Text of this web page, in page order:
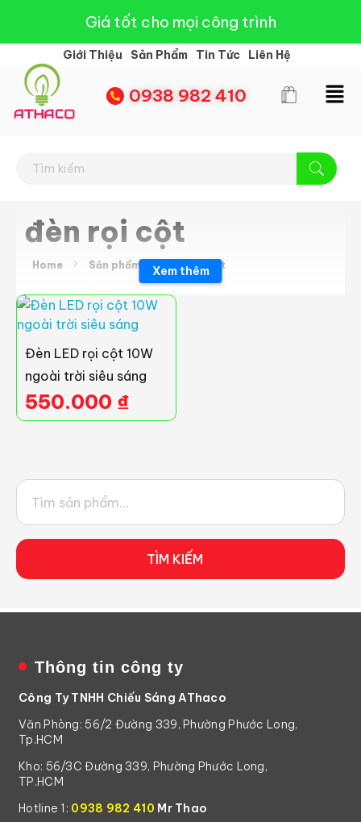
Giá tốt cho mọi công trình
Giới Thiệu Sản Phẩm Tin Tức Liên Hệ
0938 982 410
đèn rọi cột
Home Sản phẩm đèn rọi cột
Xem thêm
Đèn LED rọi cột 10W
ngoài trời siêu sáng
550.000 ₫
TÌM KIẾM
Thông tin công ty
Công Ty TNHH Chiếu Sáng AThaco
Văn Phòng: 56/2 Đường 339, Phường Phước Long,
Tp.HCM
Kho: 56/3C Đường 339, Phường Phước Long,
TP.HCM
Hotline 1: 0938 982 410 Mr Thao